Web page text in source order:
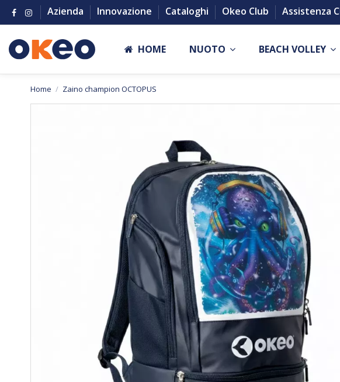
Azienda Innovazione Cataloghi Okeo Club Assistenza
HOME NUOTO BEACH VOLLEY
Home Zaino champion OCTOPUS